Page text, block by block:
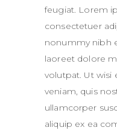
feugiat. Lorem
consectetuer
nonummy nibh
laoreet dolore
volutpat. Ut wisi
veniam, quis
ullamcorper
aliquip ex ea